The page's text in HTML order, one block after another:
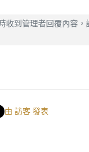
由 訪客 發表